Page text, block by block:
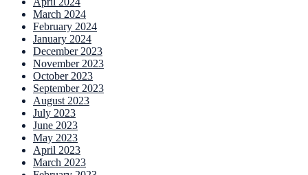
March 2024
February 2024
January 2024
December 2023
November 2023
October 2023
September 2023
August 2023
July 2023
June 2023
May 2023
April 2023
March 2023